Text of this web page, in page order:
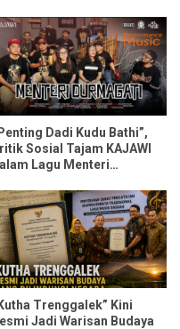
Dadi Kudu Bathi”,
Sosial Tajam KAJAWI
Lagu Menteri
Trenggalek” Kini
Jadi Warisan Budaya